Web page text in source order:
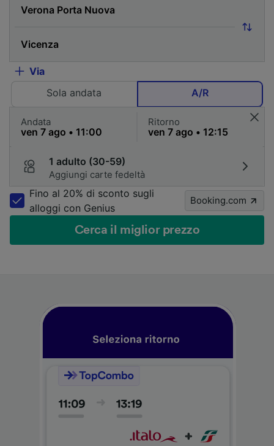
Via
Sola andata
A/R
Andata Ritorno
1 adulto (30-59)
Aggiungi carte fedeltà
Fino al 20% di sconto sugli
alloggi con Genius
Booking.com
Cerca il miglior prezzo